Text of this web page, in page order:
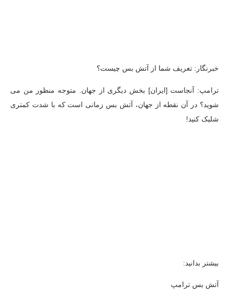
خبرنگار: تعریف شما از آتش بس چیست؟
ترامپ: آنجاست [ایران] بخش دیگری از جهان. متوجه منظور من می
شوید؟ در آن نقطه از جهان، آتش بس زمانی است که با شدت کمتری
شلیک کنید!
بیشتر بدانید:
آتش بس ترامپ